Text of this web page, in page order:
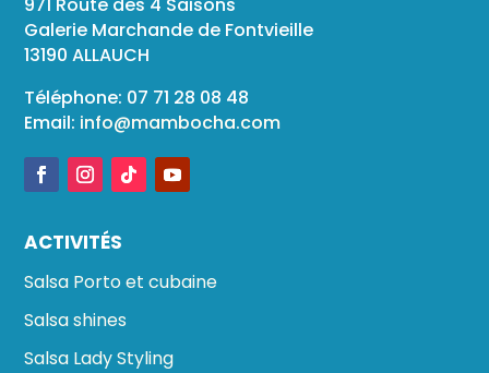
Galerie Marchande de Fontvieille
13190 ALLAUCH
Téléphone: 07 71 28 08 48
Email: info@mambocha.com
ACTIVITÉS
Salsa Porto et cubaine
Salsa shines
Salsa Lady Styling